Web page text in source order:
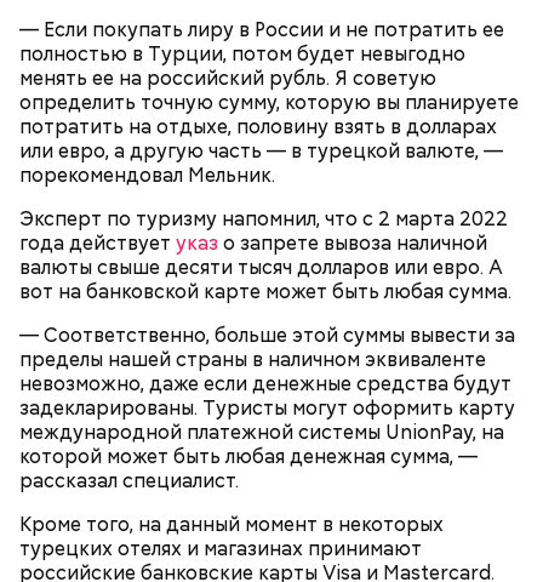
— Если покупать лиру в России и не потратить ее
полностью в Турции, потом будет невыгодно
менять ее на российский рубль. Я советую
определить точную сумму, которую вы планируете
потратить на отдыхе, половину взять в долларах
или евро, а другую часть — в турецкой валюте, —
порекомендовал Мельник.
Эксперт по туризму напомнил, что с 2 марта 2022
года действует указ о запрете вывоза наличной
валюты свыше десяти тысяч долларов или евро. А
вот на банковской карте может быть любая сумма.
— Соответственно, больше этой суммы вывести за
пределы нашей страны в наличном эквиваленте
невозможно, даже если денежные средства будут
задекларированы. Туристы могут оформить карту
международной платежной системы UnionPay, на
которой может быть любая денежная сумма, —
рассказал специалист.
Кроме того, на данный момент в некоторых
турецких отелях и магазинах принимают
российские банковские карты Visa и Mastercard.
Поляков предупредил: не стоит собирать грибы у
обочин дорог или рядом с промышленными
предприятиями, так как они могут накапливать в
себе токсические вещества.
Вернет молодость и снизит
воспаление: диетолог Писарева
рассказала о пользе черники
— Лисички можно употреблять в различном виде:
жареном, вареном, тушеном, сушеном и соленом.
Однако с точки зрения пользы лучше отдать
предпочтение маринованным, соленым и тушеным
вариациям, — посоветовал эндокринолог.
«Новым рекордам — быть»: как
активность Эль-Ниньо может
отразиться на предстоящем лете
в России
По его словам, молния может распасться, улететь
или просто погаснуть. Однако есть риск, что она
может и взорваться.
Одним из запоминающихся событий того периода
для Макеева стал футбольный матч между
киевским «Динамо» и мадридским «Атлетико»,
— Электричества нет. Но есть электростанция. И
секретарь партийной организации сжалился и
выделил нам цветной телевизор. И мы вечером
смогли посмотреть матч, — вспоминает он.